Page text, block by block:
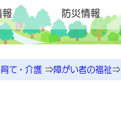
報 防災情報
て・介護 ⇒障がい者の福祉⇒